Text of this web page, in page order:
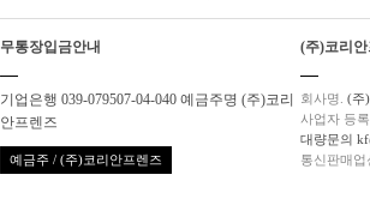
무통장입금안내
기업은행 039-079507-04-040 예금주명 (주)코리
안프렌즈
예금주 / (주)코리안프렌즈
(주)코리
회사명. (주
사업자 등
대량문의
통신판매업